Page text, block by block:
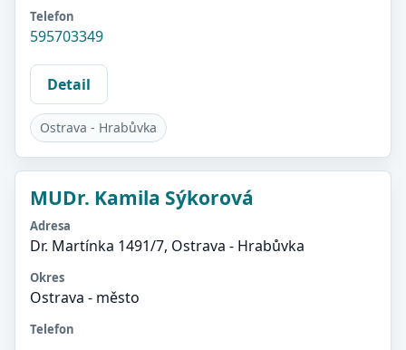
Telefon
595703349
Detail
Ostrava - Hrabůvka
MUDr. Kamila Sýkorová
Adresa
Dr. Martínka 1491/7, Ostrava - Hrabůvka
Okres
Ostrava - město
Telefon